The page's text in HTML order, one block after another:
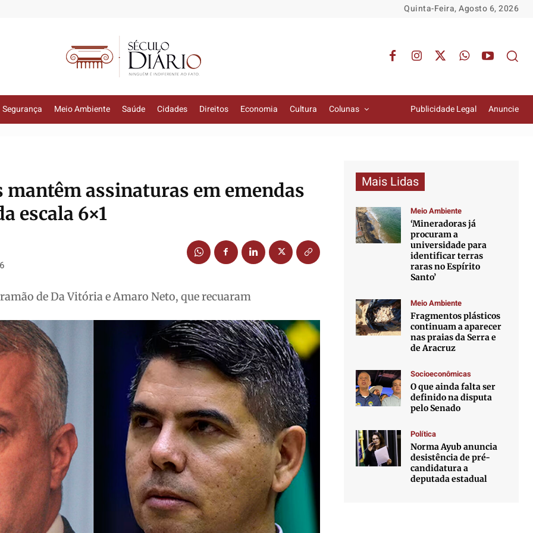
Quinta-Feira, Agosto 6, 2026
Segurança Meio Ambiente Saúde Cidades Direitos Economia Cultura Colunas Publicidade Legal Anuncie
mantêm assinaturas em emendas
escala 6×1
de Da Vitória e Amaro Neto, que recuaram
Mais Lidas
Meio Ambiente
‘Mineradoras já
procuram a
universidade para
identificar terras
raras no Espírito
Santo’
Meio Ambiente
Fragmentos plásticos
continuam a aparecer
nas praias da Serra e
de Aracruz
Socioeconômicas
O que ainda falta ser
definido na disputa
pelo Senado
Política
Norma Ayub anuncia
desistência de pré-
candidatura a
deputada estadual